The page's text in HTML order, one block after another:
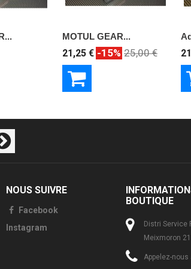
MOTUL GEAR...
21,25 € -15% 25,00 €
NOUS SUIVRE
Facebook
Instagram
BOUTIQUE
Distri Service
Meixmoron
Appelez-nous